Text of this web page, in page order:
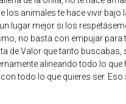
los animales te hace vivir bajo
lugar mejor si los
no basta con empujar para
de Valor que tanto buscabas,
alineando todo lo que
todo lo que quieres ser. Eso